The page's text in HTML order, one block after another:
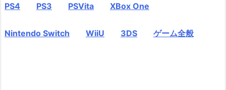
PS4 PS3 PSVita XBox One
Nintendo Switch WiiU 3DS ゲーム全般